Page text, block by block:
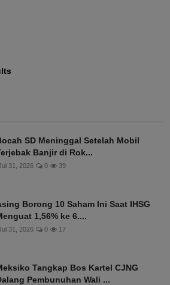
SD Meninggal Setelah Mobil
Banjir di Rok...
31, 2026 0 39
Borong 10 Saham Ini Saat IHSG
1,56% ke 6....
31, 2026 0 17
Tangkap Bos Kartel CJNG
Pembunuhan Wali ...